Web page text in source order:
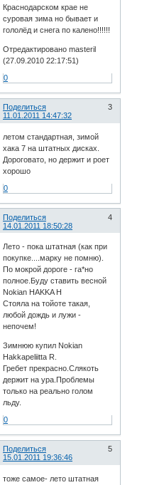
Краснодарском крае не
суровая зима но бывает и
гололёд и снега по калено!!!!!!
Отредактировано masteril
(27.09.2010 22:17:51)
0
Поделиться
3
11.01.2011 14:47:32
летом стандартная, зимой
хака 7 на штатных дисках.
Дороговато, но держит и роет
хорошо
0
Поделиться
4
14.01.2011 18:50:28
Лето - пока штатная (как при
покупке....марку не помню).
По мокрой дороге - га*но
полное.Буду ставить весной
Nokian HAKKA H
Стояла на тойоте такая,
любой дождь и лужи -
непочем!
Зимнюю купил Nokian
Hakkapeliitta R.
Гребет прекрасно.Слякоть
держит на ура.Проблемы
только на реально голом
льду.
0
Поделиться
5
15.01.2011 19:36:46
тоже самое- лето штатная